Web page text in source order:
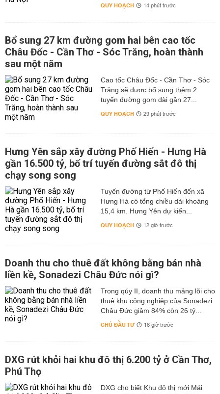
QUY HOẠCH 14 phút trước
Bổ sung 27 km đường gom hai bên cao tốc
Châu Đốc - Cần Thơ - Sóc Trăng, hoàn thành
sau một năm
Cao tốc Châu Đốc - Cần Thơ - Sóc
Trăng sẽ được bổ sung thêm 2
tuyến đường gom dài gần 27...
QUY HOẠCH 29 phút trước
Hưng Yên sắp xây đường Phố Hiến - Hưng Hà
gần 16.500 tỷ, bố trí tuyến đường sắt đô thị
chạy song song
Tuyến đường từ Phố Hiến đến xã
Hưng Hà có tổng chiều dài khoảng
15,4 km. Hưng Yên dự kiến...
QUY HOẠCH 12 giờ trước
Doanh thu cho thuê đất không bằng bán nhà
liền kề, Sonadezi Châu Đức nói gì?
Trong qúy II, doanh thu mảng lõi cho
thuê khu công nghiệp của Sonadezi
Châu Đức giảm 84% còn 26 tỷ...
CHỦ ĐẦU TƯ 16 giờ trước
DXG rút khỏi hai khu đô thị 6.200 tỷ ở Cần Thơ,
Phú Thọ
DXG cho biết Khu đô thị mới Mái